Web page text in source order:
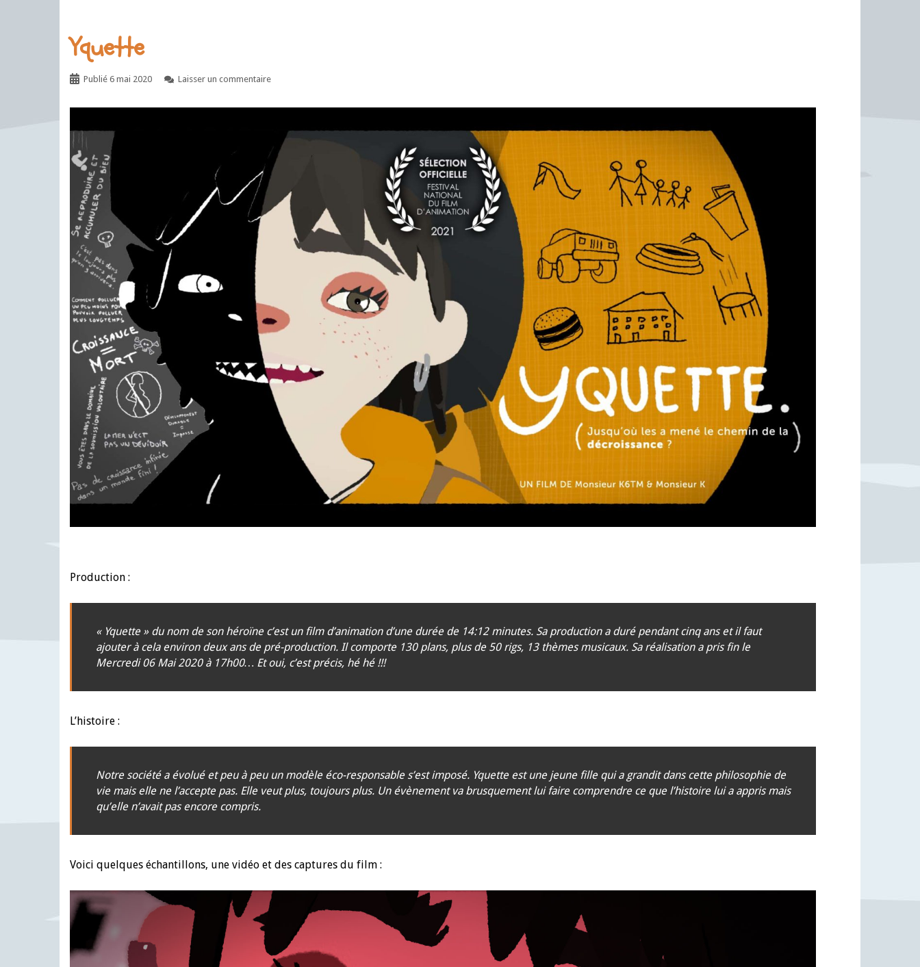
Yquette
Publié 6 mai 2020 Laisser un commentaire
Production :
« Yquette » du nom de son héroïne c’est un film d’animation d’une durée de 14:12 minutes. Sa production a duré pendant cinq ans et il faut
ajouter à cela environ deux ans de pré-production. Il comporte 130 plans, plus de 50 rigs, 13 thèmes musicaux. Sa réalisation a pris fin le
Mercredi 06 Mai 2020 à 17h00… Et oui, c’est précis, hé hé !!!
L’histoire :
Notre société a évolué et peu à peu un modèle éco-responsable s’est imposé. Yquette est une jeune fille qui a grandit dans cette philosophie de
vie mais elle ne l’accepte pas. Elle veut plus, toujours plus. Un évènement va brusquement lui faire comprendre ce que l’histoire lui a appris mais
qu’elle n’avait pas encore compris.
Voici quelques échantillons, une vidéo et des captures du film :